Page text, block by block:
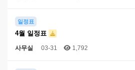
일정표
4월 일정표
사무실 03-31 1,792